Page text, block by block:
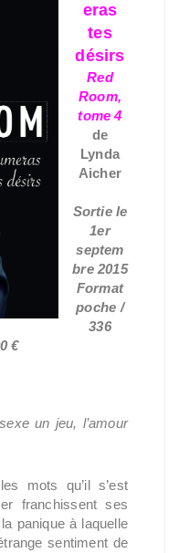
eras
tes
désirs
Red
Room,
tome 4
de
Lynda
Aicher
Sortie le
1er
septem
bre 2015
Format
poche /
336
€
un jeu, l’amour
mots qu’il s’est
franchissent ses
panique à laquelle
sentiment de